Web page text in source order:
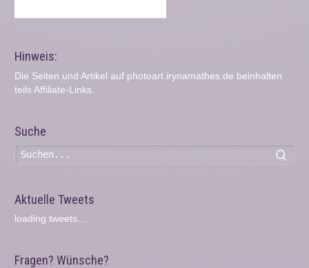
Hinweis:
Die Seiten und Artikel auf photoart.irynamathes.de beinhalten
teils Affiliate-Links.
Suche
Aktuelle Tweets
loading tweets...
Fragen? Wünsche?